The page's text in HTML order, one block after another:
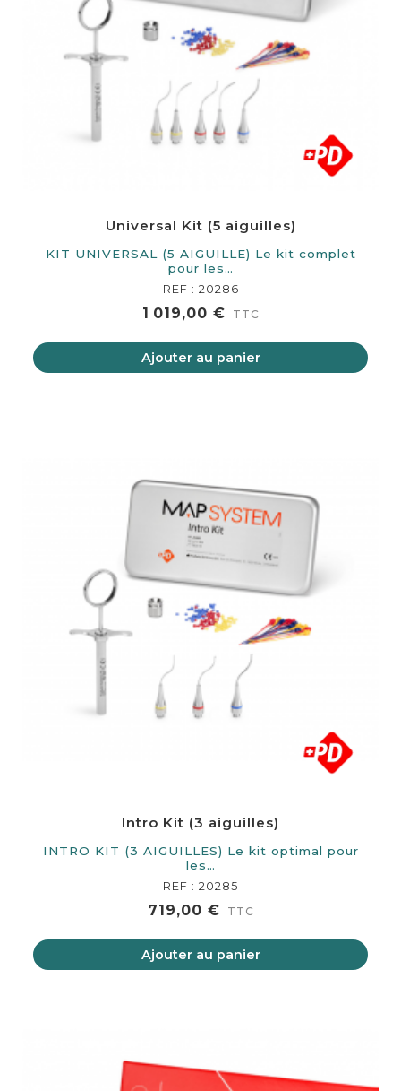
Universal Kit (5 aiguilles)
KIT UNIVERSAL (5 AIGUILLE) Le kit complet
pour les…
REF : 20286
1 019,00 € TTC
Ajouter au panier
Intro Kit (3 aiguilles)
INTRO KIT (3 AIGUILLES) Le kit optimal pour
les…
REF : 20285
719,00 € TTC
Ajouter au panier